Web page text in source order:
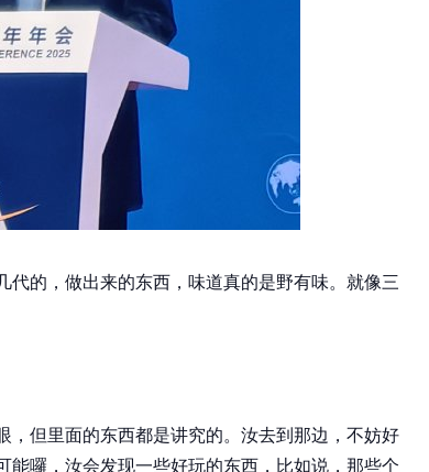
的，做出来的东西，味道真的是野有味。就像三
，但里面的东西都是讲究的。汝去到那边，不妨好
囉，汝会发现一些好玩的东西，比如说，那些个